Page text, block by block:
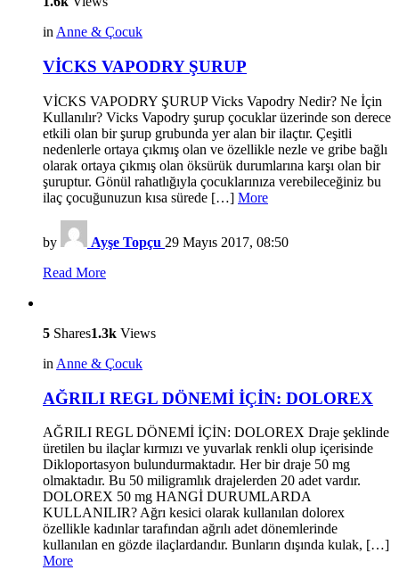
inAnne & Çocuk
VİCKS VAPODRY ŞURUP
VİCKS VAPODRY ŞURUP Vicks Vapodry Nedir? Ne İçin
Kullanılır? Vicks Vapodry şurup çocuklar üzerinde son derece
etkili olan bir şurup grubunda yer alan bir ilaçtır. Çeşitli
nedenlerle ortaya çıkmış olan ve özellikle nezle ve gribe bağlı
olarak ortaya çıkmış olan öksürük durumlarına karşı olan bir
şuruptur. Gönül rahatlığıyla çocuklarınıza verebileceğiniz bu
ilaç çocuğunuzun kısa sürede […] More
by Ayşe Topçu 29 Mayıs 2017, 08:50
Read More
5 Shares1.3k Views
in Anne & Çocuk
AĞRILI REGL DÖNEMİ İÇİN: DOLOREX
AĞRILI REGL DÖNEMİ İÇİN: DOLOREX Draje şeklinde
üretilen bu ilaçlar kırmızı ve yuvarlak renkli olup içerisinde
Dikloportasyon bulundurmaktadır. Her bir draje 50 mg
olmaktadır. Bu 50 miligramlık drajelerden 20 adet vardır.
DOLOREX 50 mg HANGİ DURUMLARDA
KULLANILIR? Ağrı kesici olarak kullanılan dolorex
özellikle kadınlar tarafından ağrılı adet dönemlerinde
kullanılan en gözde ilaçlardandır. Bunların dışında kulak, […]
More